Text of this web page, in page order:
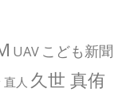
UAV こども新聞
直人 久世 真侑